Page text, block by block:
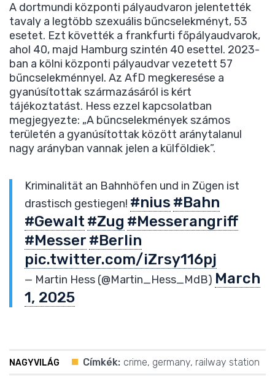
A dortmundi központi pályaudvaron jelentették
tavaly a legtöbb szexuális bűncselekményt, 53
esetet. Ezt követték a frankfurti főpályaudvarok,
ahol 40, majd Hamburg szintén 40 esettel. 2023-
ban a kölni központi pályaudvar vezetett 57
bűncselekménnyel. Az AfD megkeresése a
gyanúsítottak származásáról is kért
tájékoztatást. Hess ezzel kapcsolatban
megjegyezte: „A bűncselekmények számos
területén a gyanúsítottak között aránytalanul
nagy arányban vannak jelen a külföldiek”.
Kriminalität an Bahnhöfen und in Zügen ist
drastisch gestiegen! #nius #Bahn
#Gewalt #Zug #Messerangriff
#Messer #Berlin
pic.twitter.com/iZrsy116pj
— Martin Hess (@Martin_Hess_MdB) March
1, 2025
NAGYVILÁG Címkék: crime, germany, railway station